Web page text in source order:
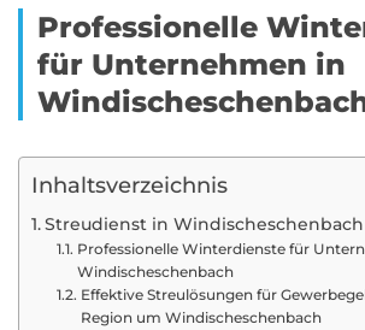
Professionelle
für Unternehmen in
Inhaltsverzeichnis
Streudienst in Windischeschenbach
Professionelle Winterdienste für
Windischeschenbach
Effektive Streulösungen für
Region um Windischeschenbach